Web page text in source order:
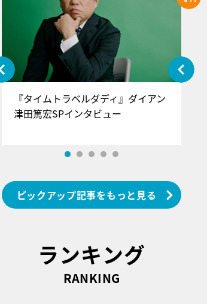
『タイムトラベルダディ』ダイアン
津田篤宏SPインタビュー
ピックアップ記事をもっと見る
ランキング
RANKING